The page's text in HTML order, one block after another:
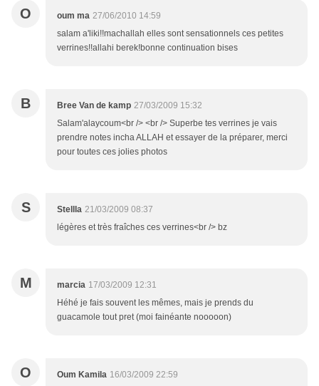
O oum ma 27/06/2010 14:59
salam a'liki!!machallah elles sont sensationnels ces petites
verrines!!allahi berek!bonne continuation bises
B Bree Van de kamp 27/03/2009 15:32
Salam'alaycoum<br /> <br /> Superbe tes verrines je vais
prendre notes incha ALLAH et essayer de la préparer, merci
pour toutes ces jolies photos
S Stellla 21/03/2009 08:37
légères et très fraîches ces verrines<br /> bz
M marcia 17/03/2009 12:31
Héhé je fais souvent les mêmes, mais je prends du
guacamole tout pret (moi fainéante nooooon)
O Oum Kamila 16/03/2009 22:59